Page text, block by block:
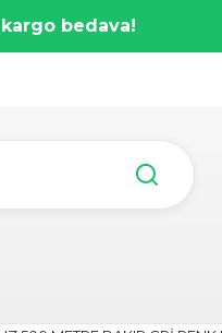
kargo bedava!